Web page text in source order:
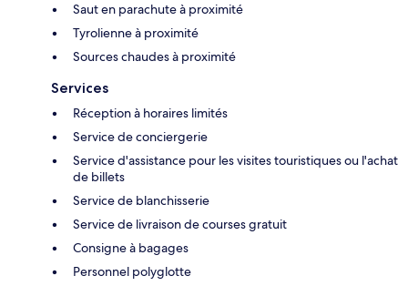
Saut en parachute à proximité
Tyrolienne à proximité
Sources chaudes à proximité
Services
Réception à horaires limités
Service de conciergerie
Service d'assistance pour les visites touristiques ou l'achat
de billets
Service de blanchisserie
Service de livraison de courses gratuit
Consigne à bagages
Personnel polyglotte